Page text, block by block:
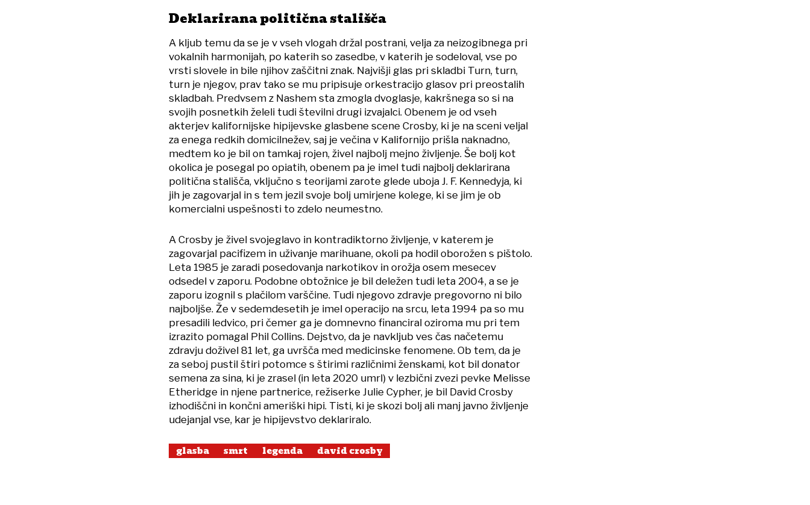
Deklarirana politična stališča
A kljub temu da se je v vseh vlogah držal postrani, velja za neizogibnega pri
vokalnih harmonijah, po katerih so zasedbe, v katerih je sodeloval, vse po
vrsti slovele in bile njihov zaščitni znak. Najvišji glas pri skladbi Turn, turn,
turn je njegov, prav tako se mu pripisuje orkestracijo glasov pri preostalih
skladbah. Predvsem z Nashem sta zmogla dvoglasje, kakršnega so si na
svojih posnetkih želeli tudi številni drugi izvajalci. Obenem je od vseh
akterjev kalifornijske hipijevske glasbene scene Crosby, ki je na sceni veljal
za enega redkih domicilnežev, saj je večina v Kalifornijo prišla naknadno,
medtem ko je bil on tamkaj rojen, živel najbolj mejno življenje. Še bolj kot
okolica je posegal po opiatih, obenem pa je imel tudi najbolj deklarirana
politična stališča, vključno s teorijami zarote glede uboja J. F. Kennedyja, ki
jih je zagovarjal in s tem jezil svoje bolj umirjene kolege, ki se jim je ob
komercialni uspešnosti to zdelo neumestno.
A Crosby je živel svojeglavo in kontradiktorno življenje, v katerem je
zagovarjal pacifizem in uživanje marihuane, okoli pa hodil oborožen s pištolo.
Leta 1985 je zaradi posedovanja narkotikov in orožja osem mesecev
odsedel v zaporu. Podobne obtožnice je bil deležen tudi leta 2004, a se je
zaporu izognil s plačilom varščine. Tudi njegovo zdravje pregovorno ni bilo
najboljše. Že v sedemdesetih je imel operacijo na srcu, leta 1994 pa so mu
presadili ledvico, pri čemer ga je domnevno financiral oziroma mu pri tem
izrazito pomagal Phil Collins. Dejstvo, da je navkljub ves čas načetemu
zdravju doživel 81 let, ga uvršča med medicinske fenomene. Ob tem, da je
za seboj pustil štiri potomce s štirimi različnimi ženskami, kot bil donator
semena za sina, ki je zrasel (in leta 2020 umrl) v lezbični zvezi pevke Melisse
Etheridge in njene partnerice, režiserke Julie Cypher, je bil David Crosby
izhodiščni in končni ameriški hipi. Tisti, ki je skozi bolj ali manj javno življenje
udejanjal vse, kar je hipijevstvo deklariralo.
glasba smrt legenda david crosby